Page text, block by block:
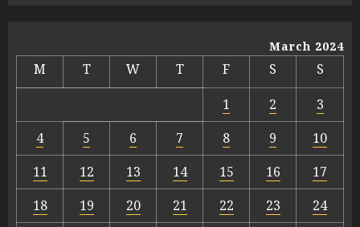
March 2024
M T W T F S
S
1
2
3
4
5 6 7 8 9
10
11
12 13 14 15 16
17
18
19 20 21 22 23
24